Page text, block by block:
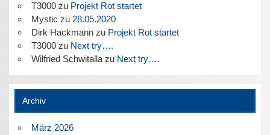
T3000zu Projekt Rot startet
Mystic zu 28.05.2020
Dirk Hackmannzu Projekt Rot startet
T3000zu Next try….
Wilfried Schwitallazu Next try….
Archiv
März 2026